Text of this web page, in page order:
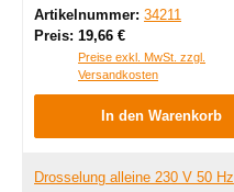
Artikelnummer: 34211
Preis: Regulärer Preis:
19,66 €
Preise exkl. MwSt. zzgl.
Versandkosten
In den Warenkorb
Drosselung alleine 230 V 50 Hz